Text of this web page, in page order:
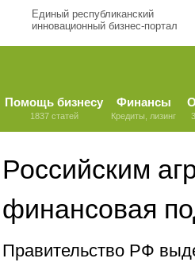
Единый республиканский
инновационный бизнес-портал
Помощь бизнесу
1837 статей
Финансы
Кредиты, лизинг
Российским
финансовая
Правительство РФ